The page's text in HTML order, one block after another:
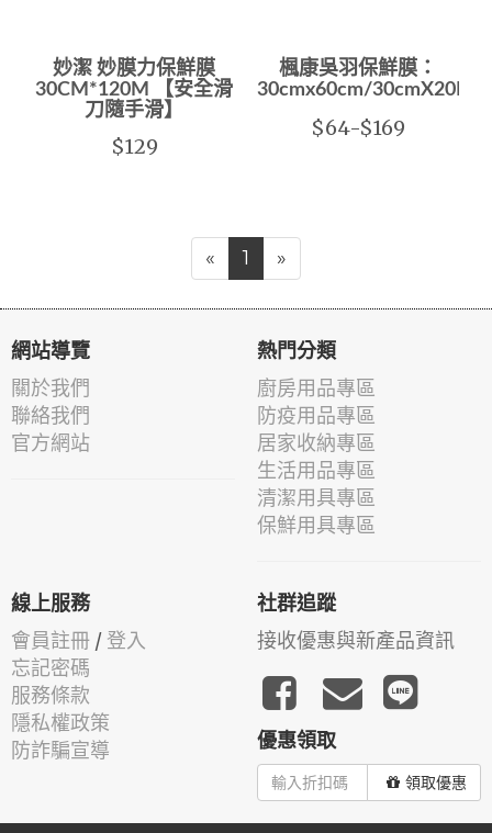
妙潔 妙膜力保鮮膜
30CM*120M 【安全滑
刀隨手滑】
$129
楓康吳羽保鮮膜：
30cmx60cm/30cmX20M(
$64-$169
« 1 »
網站導覽
關於我們
聯絡我們
官方網站
熱門分類
廚房用品專區
防疫用品專區
居家收納專區
生活用品專區
清潔用具專區
保鮮用具專區
線上服務
會員註冊 / 登入
忘記密碼
服務條款
隱私權政策
防詐騙宣導
社群追蹤
接收優惠與新產品資訊
優惠領取
領取優惠